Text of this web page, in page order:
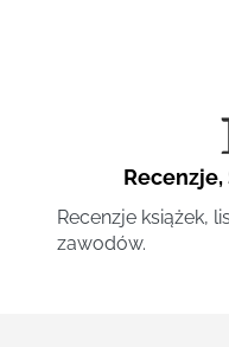
Recenzje,
Recenzje książek,
zawodów.